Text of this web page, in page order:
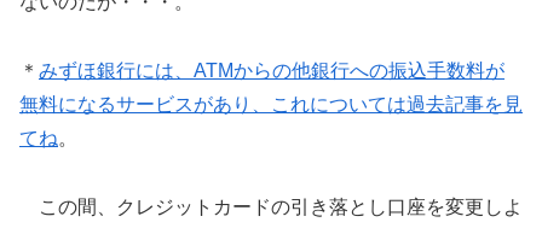
＊ みずほ銀行には、ATMからの他銀行への振込手数料が
無料になるサービスがあり、これについては過去記事を見
てね。
この間、クレジットカードの引き落とし口座を変更しよ